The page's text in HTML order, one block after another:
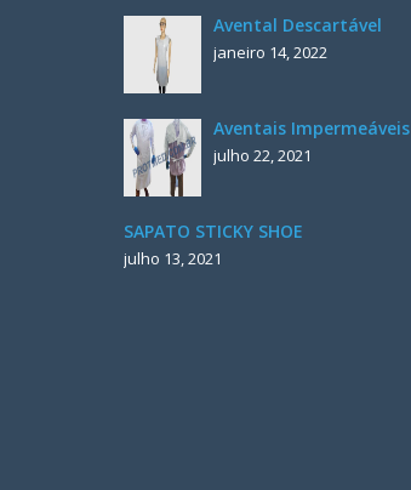
Avental Descartável
janeiro 14, 2022
Aventais Impermeáveis
julho 22, 2021
SAPATO STICKY SHOE
julho 13, 2021